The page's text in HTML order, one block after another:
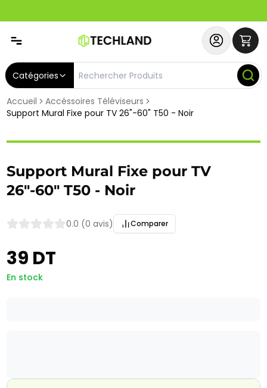
Catégories
Accueil
Accéssoires Téléviseurs
Support Mural Fixe pour TV 26"-60" T50 - Noir
Support Mural Fixe pour TV
26"-60" T50 - Noir
0.0 (0 avis) Comparer
39 DT
En stock